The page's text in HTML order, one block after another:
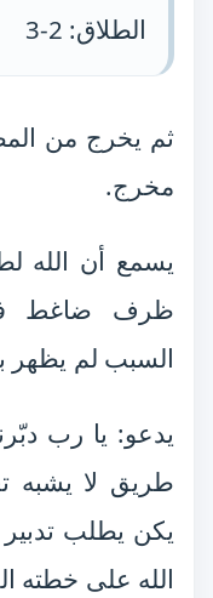
الطلاق: 2-3
ثم يخرج من
مخرج.
يسمع أن الله
ظرف ضاغط
السبب لم يظهر
يدعو: يا رب
طريق لا يشبه
يكن يطلب
الله على خطته